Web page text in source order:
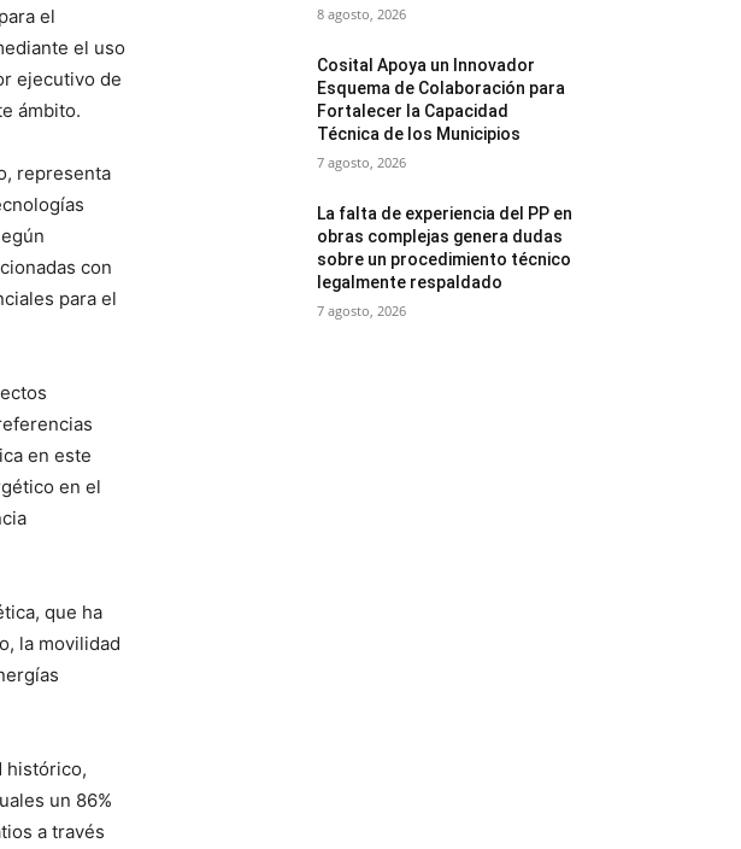
el
el uso
ejecutivo de
ámbito.
representa
con
para el
en este
en el
que ha
la movilidad
histórico,
un 86%
a través
8 agosto, 2026
Cosital Apoya un Innovador
Esquema de Colaboración para
Fortalecer la Capacidad
Técnica de los Municipios
7 agosto, 2026
La falta de experiencia del PP en
obras complejas genera dudas
sobre un procedimiento técnico
legalmente respaldado
7 agosto, 2026